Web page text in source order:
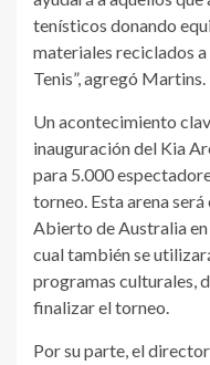
tenísticos donando
materiales reciclados
Tenis”, agregó Martins.
Un acontecimiento
inauguración del Kia
para 5.000
torneo. Esta arena
Abierto de Australia
cual también se
programas culturales,
finalizar el torneo.
Por su parte, el